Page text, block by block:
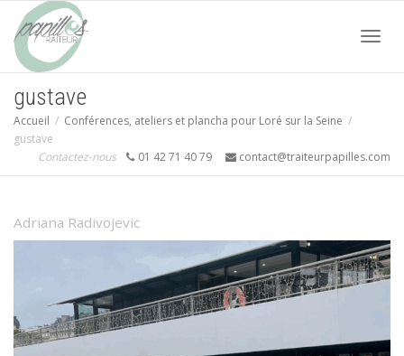
gustave
Accueil
Conférences, ateliers et plancha pour Loré sur la Seine
gustave
Contactez-nous
01 42 71 40 79 contact@traiteurpapilles.com
Adriana Radivojevic